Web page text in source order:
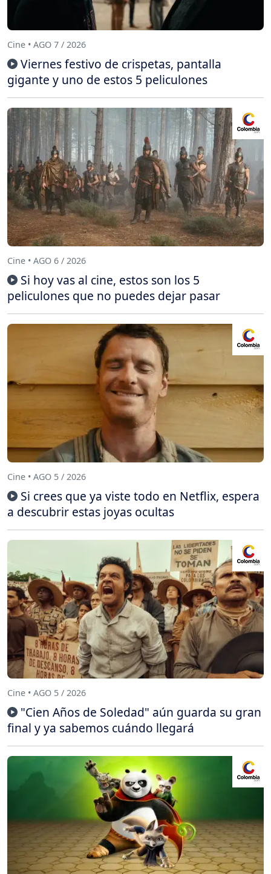
Cine • AGO 7 / 2026
Viernes festivo de crispetas, pantalla
gigante y uno de estos 5 peliculones
Cine • AGO 6 / 2026
Si hoy vas al cine, estos son los 5
peliculones que no puedes dejar pasar
Cine • AGO 5 / 2026
Si crees que ya viste todo en Netflix, espera
a descubrir estas joyas ocultas
Cine • AGO 5 / 2026
"Cien Años de Soledad" aún guarda su gran
final y ya sabemos cuándo llegará